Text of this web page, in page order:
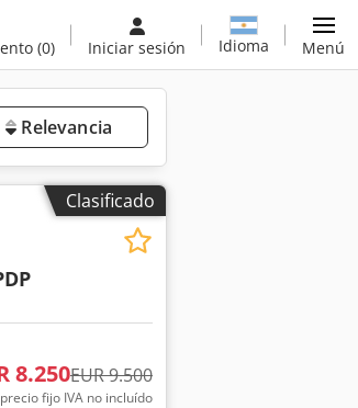
(0) Iniciar sesión Idioma Menú
Relevancia
Clasificado
8.250EUR 9.500
precio fijo IVA no incluído